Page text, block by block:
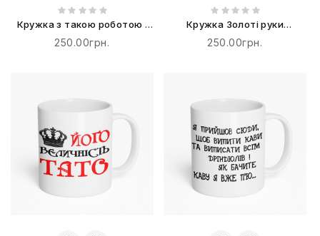
Кружка з такою роботою і
секс не потрібен
250.00грн.
Кружка Золоті руки
тримають це горнятко
250.00грн.